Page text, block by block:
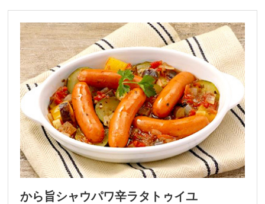
から旨シャウパワ辛ラタトゥイユ